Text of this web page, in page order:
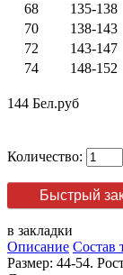
68
135-138
70
138-143
72
143-147
74
148-152
144 Бел.руб
Количество:
Быстрый
в закладки
Описание Состав
Размер: 44-54.